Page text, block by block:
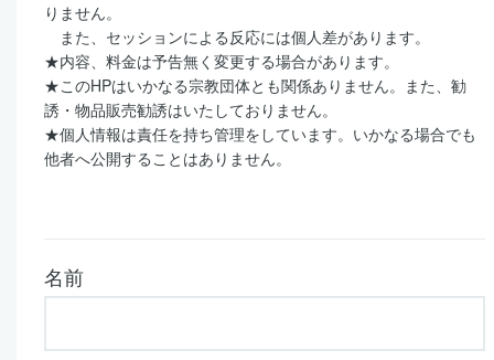
りません。
また、セッションによる反応には個人差があります。
★内容、料金は予告無く変更する場合があります。
★このHPはいかなる宗教団体とも関係ありません。また、勧
誘・物品販売勧誘はいたしておりません。
★個人情報は責任を持ち管理をしています。いかなる場合でも
他者へ公開することはありません。
名前